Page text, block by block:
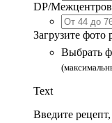
DP/
Загрузите фото
Выбрать
Text
Введите